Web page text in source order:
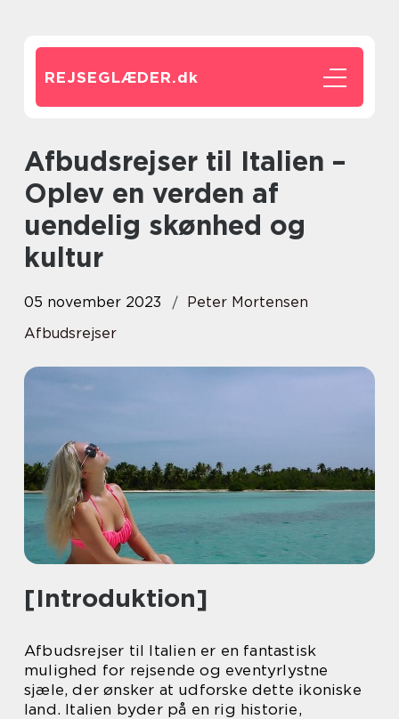
REJSEGLÆDER.dk
Afbudsrejser til Italien –
Oplev en verden af
uendelig skønhed og
kultur
05 november 2023
Peter Mortensen
Afbudsrejser
[Introduktion]
Afbudsrejser til Italien er en fantastisk
mulighed for rejsende og eventyrlystne
sjæle, der ønsker at udforske dette ikoniske
land. Italien byder på en rig historie,